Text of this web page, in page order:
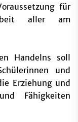
für
aller am
Handelns soll
und
Erziehung und
Fähigkeiten